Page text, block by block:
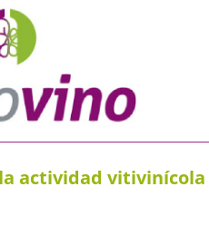
actividad vitivinícola